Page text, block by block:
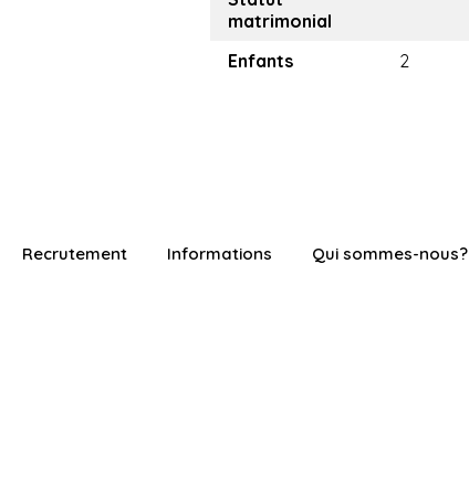
matrimonial
Enfants
2
Recrutement Informations Qui sommes-nous?